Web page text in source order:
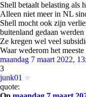
Shell betaalt belasting als
Alleen niet meer in NL
Shell mocht ook zijn
buitenland gedaan
Ze kregen wel veel
Waar wederom het
maandag 7 maart 2022,
3
junk01
quote: